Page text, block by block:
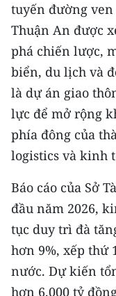
Media Thể thao
Media Giáo dục
Media Y tế
Media Khoa học -
Media Môi
Infographic
TIN MỚI
TIN ĐỊA PHƯƠNG
tuyến đường
Thuận An được
phá chiến lược,
biển, du lịch và
là dự án giao
lực để mở rộng
phía đông của
logistics và kinh
Báo cáo của Sở
đầu năm 2026,
tục duy trì đà
hơn 9%, xếp thứ
nước. Dự kiến
hơn 6.000 tỷ